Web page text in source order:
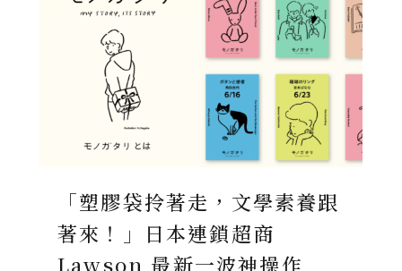
「塑膠袋拎著走，文學素養跟
著來！」日本連鎖超商
Lawson 最新一波神操作